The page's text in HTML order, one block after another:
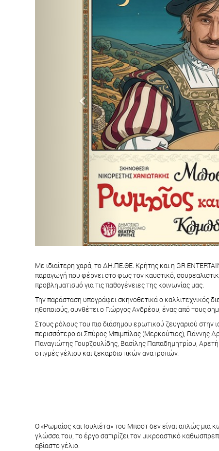
Με ιδιαίτερη χαρά, το ΔΗ.ΠΕ.ΘΕ. Κρήτης και η GR
παραγωγή που φέρνει στο φως τον καυστικό,
προβληματισμό για τις παθογένειες της κοινωνίας μας.
Την παράσταση υπογράφει σκηνοθετικά ο καλλιτεχνικός
ηθοποιούς, συνθέτει ο Γιώργος Ανδρέου, ένας από τους
Στους ρόλους του πιο διάσημου ερωτικού ζευγαριού
περισσότερο οι Σπύρος Μπιμπίλας (Μερκούτιος), Γιάννης
Παναγιώτης Γουρζουλίδης, Βασίλης Παπαδημητρίου,
στιγμές γέλιου και ξεκαρδιστικών ανατροπών.
Ο «Ρωμαίος και Ιουλιέτα» του Μποστ δεν είναι απλώς μια
γλώσσα του, το έργο σατιρίζει τον μικροαστικό
αβίαστο γέλιο.